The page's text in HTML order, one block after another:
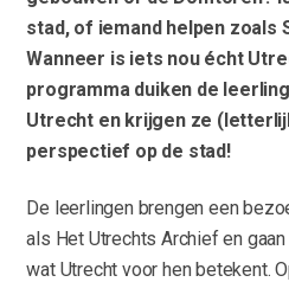
stad, of iemand helpen zoals
Wanneer is iets nou écht
programma duiken de
Utrecht en krijgen ze
perspectief op de stad!
De leerlingen brengen een
als Het Utrechts Archief en
wat Utrecht voor hen betekent.